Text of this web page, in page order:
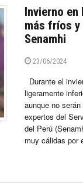
Invierno en
más fríos
Senamhi
23/06/2024
Durante el
ligeramente
aunque no
expertos del
del Perú
muy cálidas por